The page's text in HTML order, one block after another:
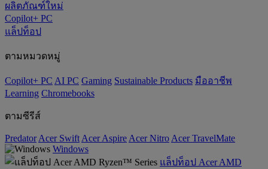
ผลิตภัณฑ์ใหม่
Copilot+ PC
แล็ปท็อป
ตามหมวดหมู่
Copilot+ PC AI PC Gaming ‌Sustainable Products มืออาชีพ
‌Learning Chromebooks
ตามซีรีส์
Predator Acer Swift Acer Aspire Acer Nitro Acer TravelMate
Windows
แล็ปท็อป Acer AMD